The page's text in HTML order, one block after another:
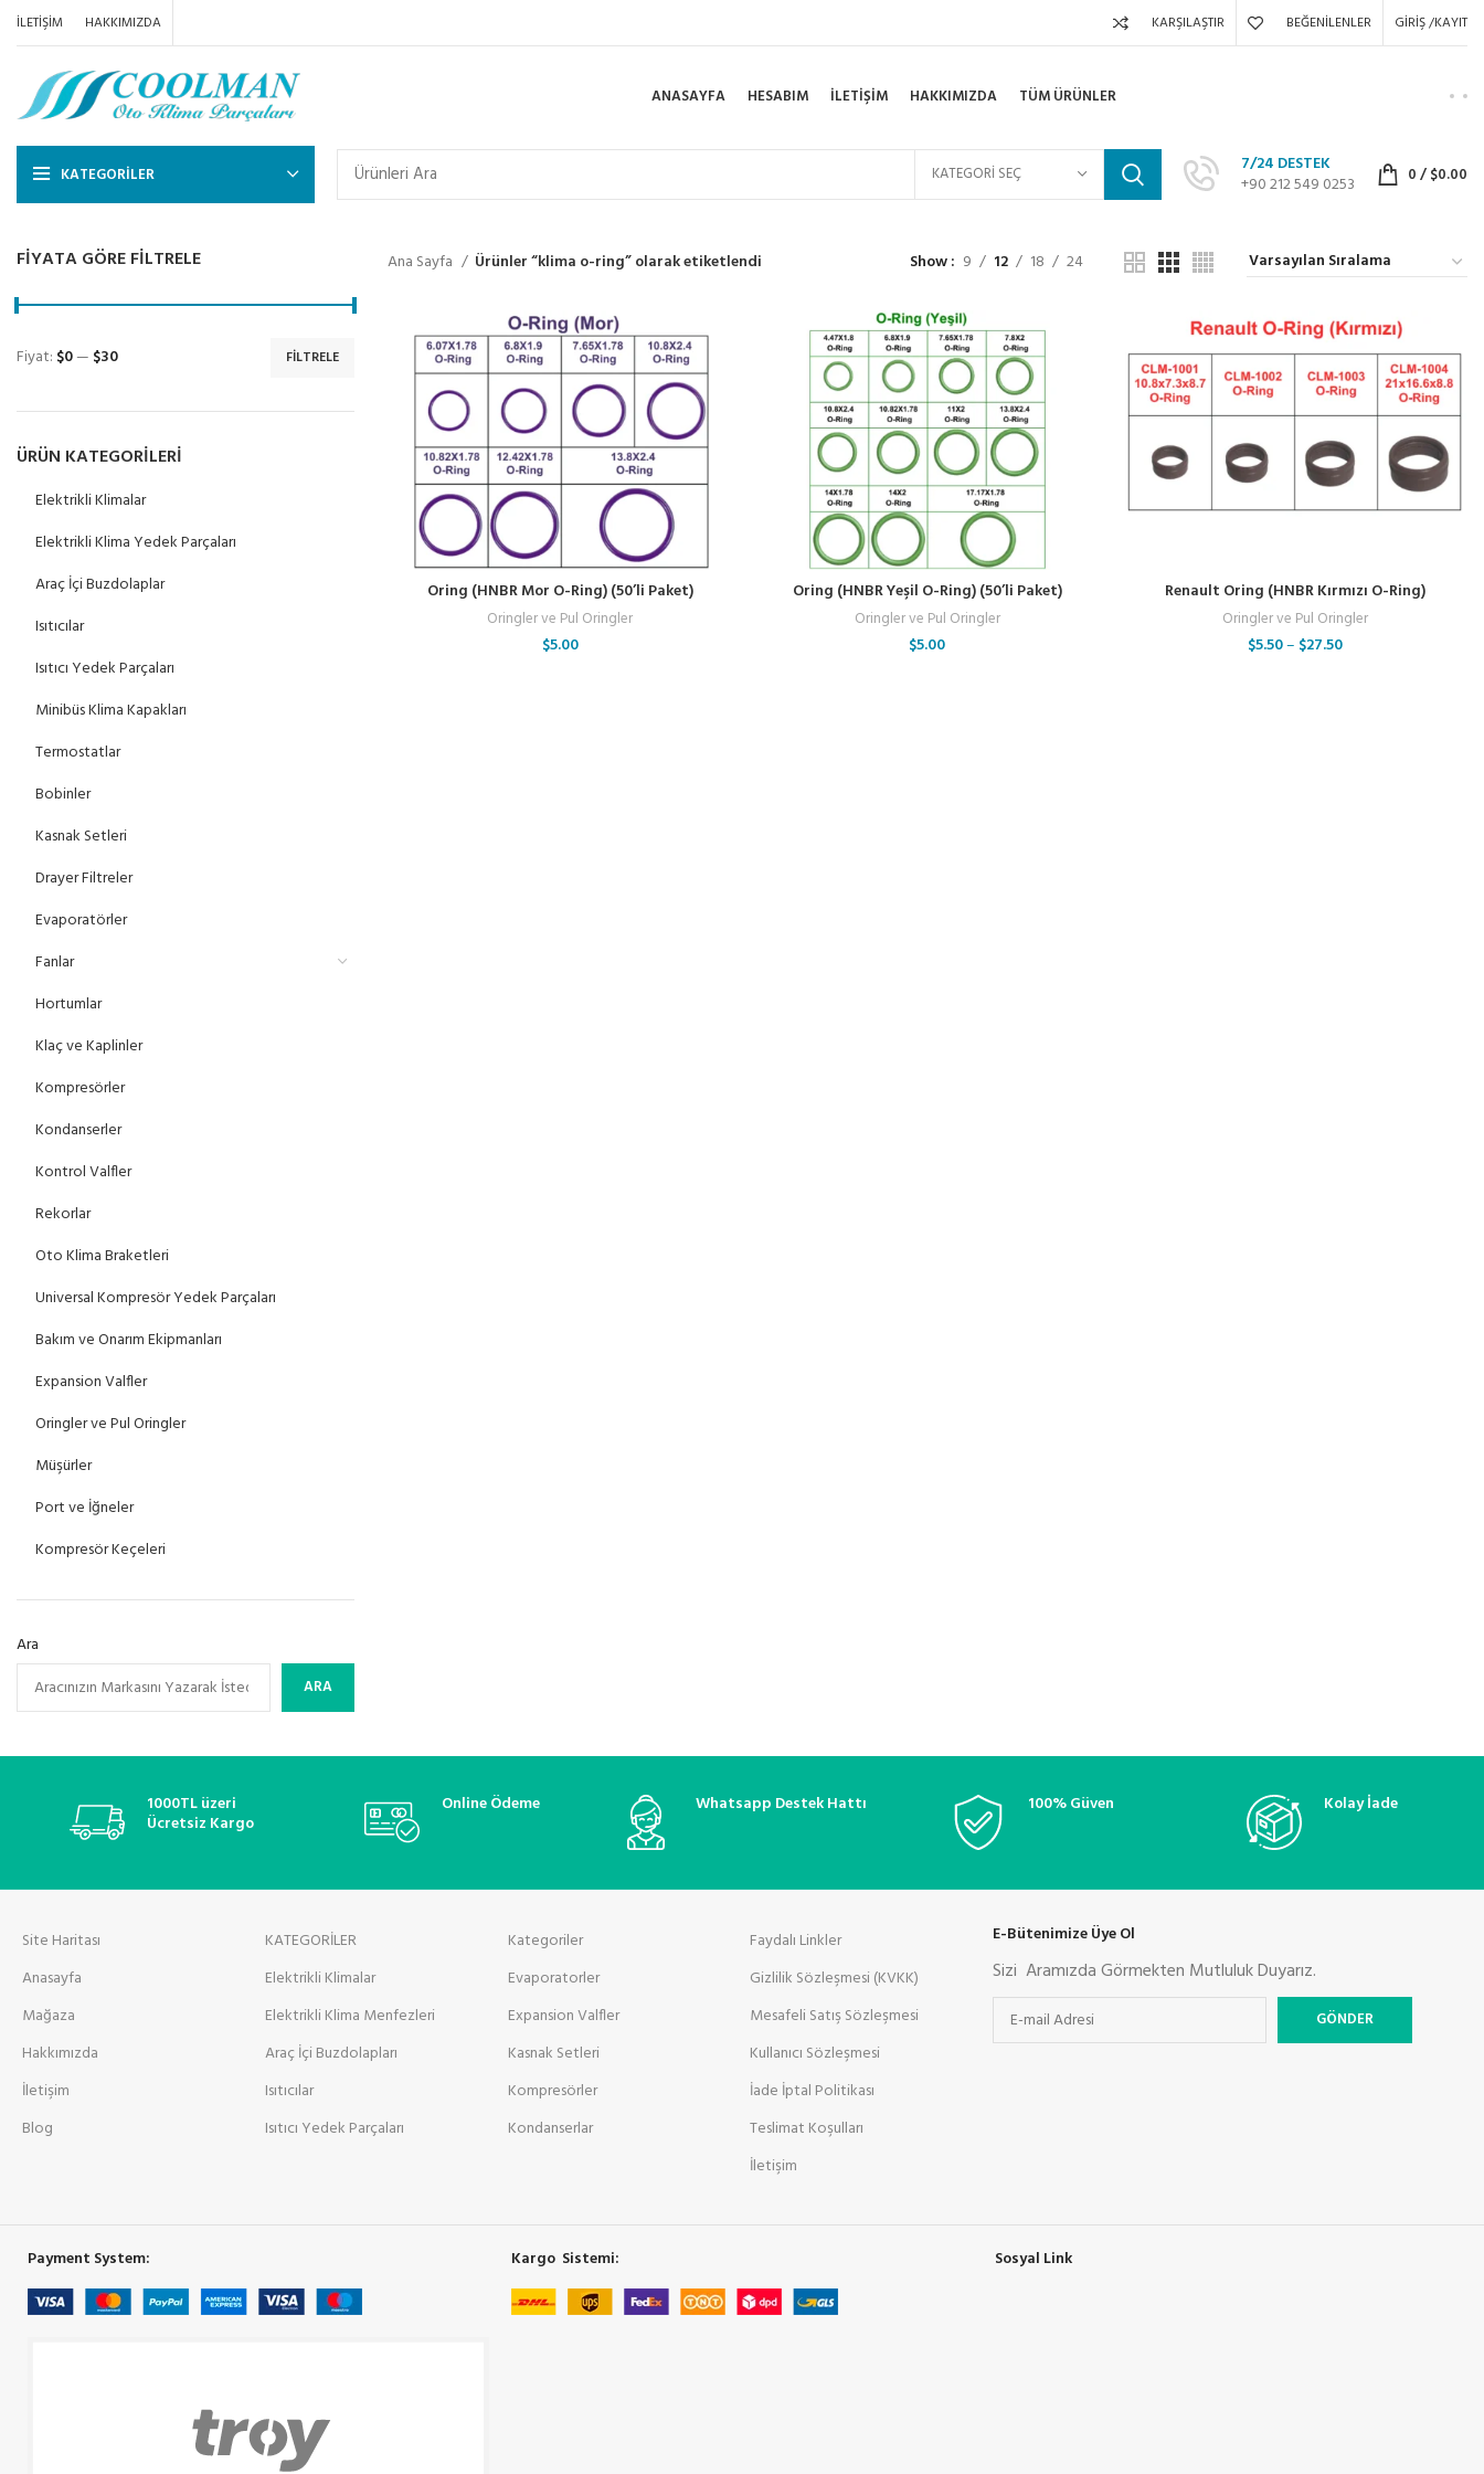
İLETIŞIM HAKKIMIZDA KARŞILAŞTIR BEĞENILENLER GIRIŞ /KAYIT
ANASAYFA HESABIM İLETIŞIM HAKKIMIZDA TÜM ÜRÜNLER
KATEGORILER KATEGORI SEÇ
7/24 DESTEK
+90 212 549 0253
0/$0.00
FIYATA GÖRE FILTRELE
FILTRELE
Fiyat: $0— $30
ÜRÜN KATEGORILERI
Elektrikli Klimalar
Elektrikli Klima Yedek Parçaları
Araç İçi Buzdolaplar
Isıtıcılar
Isıtıcı Yedek Parçaları
Minibüs Klima Kapakları
Termostatlar
Bobinler
Kasnak Setleri
Drayer Filtreler
Evaporatörler
Fanlar
Hortumlar
Klaç ve Kaplinler
Kompresörler
Kondanserler
Kontrol Valfler
Rekorlar
Oto Klima Braketleri
Universal Kompresör Yedek Parçaları
Bakım ve Onarım Ekipmanları
Expansion Valfler
Oringler ve Pul Oringler
Müşürler
Port ve İğneler
Kompresör Keçeleri
Ara
ARA
Ana Sayfa Ürünler “klima o-ring” olarak etiketlendi Show 9 12 18 24
Oring (HNBR Mor O-Ring) (50’li Paket)
Oringler ve Pul Oringler
$5.00
Oring (HNBR Yeşil O-Ring) (50’li Paket)
Oringler ve Pul Oringler
$5.00
Renault Oring (HNBR Kırmızı O-Ring)
Oringler ve Pul Oringler
$5.50– $27.50
1000TL üzeri
Ücretsiz Kargo
Online Ödeme Whatsapp Destek Hattı 100% Güven Kolay İade
Site Haritası
Anasayfa
Mağaza
Hakkımızda
İletişim
Blog
KATEGORİLER
Elektrikli Klimalar
Elektrikli Klima Menfezleri
Araç İçi Buzdolapları
Isıtıcılar
Isıtıcı Yedek Parçaları
Kategoriler
Evaporatorler
Expansion Valfler
Kasnak Setleri
Kompresörler
Kondanserlar
Faydalı Linkler
Gizlilik Sözleşmesi (KVKK)
Mesafeli Satış Sözleşmesi
Kullanıcı Sözleşmesi
İade İptal Politikası
Teslimat Koşulları
İletişim
E-Bütenimize Üye Ol
Sizi Aramızda Görmekten Mutluluk Duyarız.
Payment System: Kargo Sistemi: Sosyal Link